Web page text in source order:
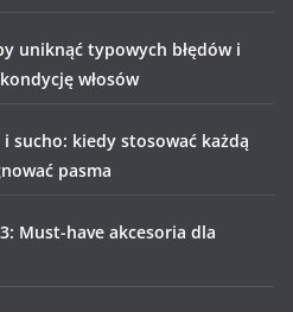
uniknąć typowych błędów i
włosów
sucho: kiedy stosować każdą
pasma
Must-have akcesoria dla